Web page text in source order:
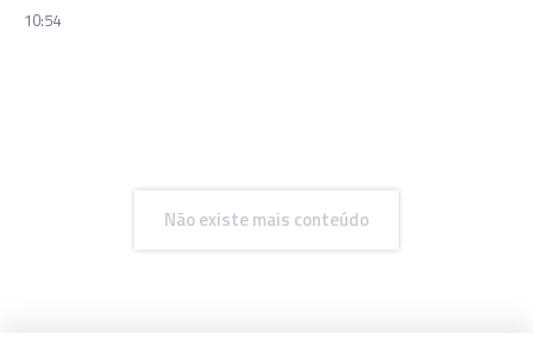
10:54
Não existe mais conteúdo